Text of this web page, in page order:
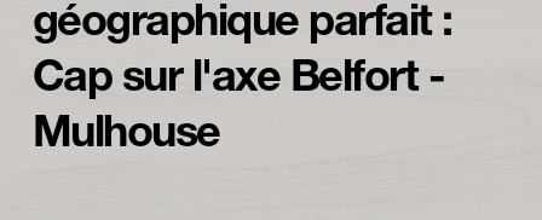
géographique parfait :
Cap sur l'axe Belfort -
Mulhouse